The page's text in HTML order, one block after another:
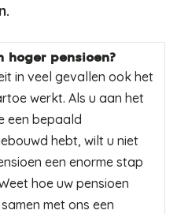
hoger pensioen?
in veel gevallen ook het
werkt. Als u aan het
een bepaald
hebt, wilt u niet
een enorme stap
hoe uw pensioen
met ons een